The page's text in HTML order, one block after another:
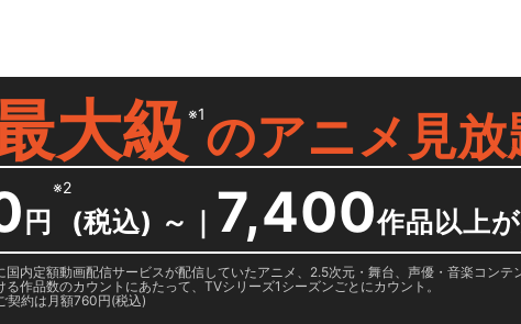
大級 ※1のアニメ見
円
※2
(税込) ～ ｜ 7,400作品以上が
内定額動画配信サービスが配信していたアニメ、2.5次元・舞台、声優・音楽コンテ
作品数のカウントにあたって、TVシリーズ1シーズンごとにカウント。
契約は月額760円(税込)